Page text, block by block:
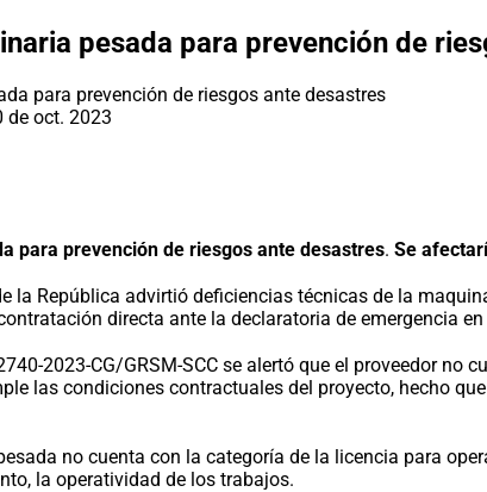
pesada para prevención de
de oct. 2023
para prevención de riesgos ante desastres. Se
la República advirtió deficiencias técnicas de la
directa ante la declaratoria de emergencia en
2023-CG/GRSM-SCC se alertó que el proveedor
las condiciones contractuales del proyecto, hecho
no cuenta con la categoría de la licencia para
la operatividad de los trabajos.